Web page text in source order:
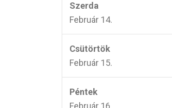
Szerda
Február 14.
Csütörtök
Február 15.
Péntek
Február 16.